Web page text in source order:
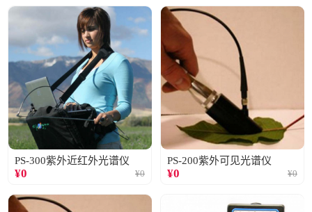
PS-300紫外近红外光谱仪
¥0 ¥0
PS-200紫外可见光谱仪
¥0 ¥0